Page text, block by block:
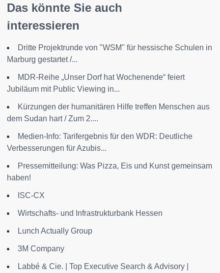
Das könnte Sie auch
interessieren
Dritte Projektrunde von "WSM" für hessische Schulen in
Marburg gestartet /...
MDR-Reihe „Unser Dorf hat Wochenende“ feiert
Jubiläum mit Public Viewing in...
Kürzungen der humanitären Hilfe treffen Menschen aus
dem Sudan hart / Zum 2....
Medien-Info: Tarifergebnis für den WDR: Deutliche
Verbesserungen für Azubis...
Pressemitteilung: Was Pizza, Eis und Kunst gemeinsam
haben!
ISC-CX
Wirtschafts- und Infrastrukturbank Hessen
Lunch Actually Group
3M Company
Labbé & Cie. | Top Executive Search & Advisory |